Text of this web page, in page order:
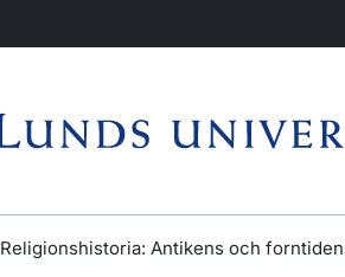
Religionshistoria: Antikens och